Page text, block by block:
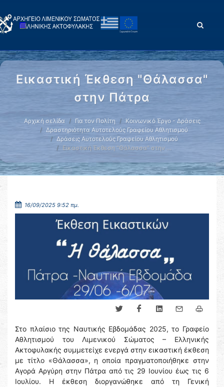
Εικαστική Έκθεση "Θάλασσα"
στην Πάτρα
Αρχική σελίδα Για τον Πολίτη
Κοινωνικό Έργο - Δράσεις
Δραστηριότητα Αυτοτελούς Γραφείου Αθλητισμού
Δράσεις Αυτοτελούς Γραφείου Αθλητισμού
Εικαστική Έκθεση "Θάλασσα" στην …
16/09/2025 9:52 πμ.
Στο πλαίσιο της Ναυτικής Εβδομάδας 2025, το Γραφείο
Αθλητισμού του Λιμενικού Σώματος – Ελληνικής
Ακτοφυλακής συμμετείχε ενεργά στην εικαστική έκθεση
με τίτλο «Θάλασσα», η οποία πραγματοποιήθηκε στην
Αγορά Αργύρη στην Πάτρα από τις 29 Ιουνίου έως τις 6
Ιουλίου. Η έκθεση διοργανώθηκε από τη Γενική